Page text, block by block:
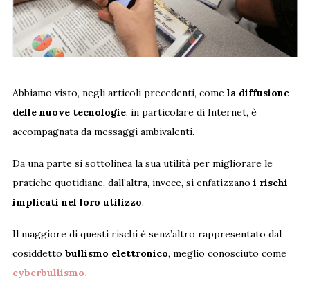
Abbiamo visto, negli articoli precedenti, come la diffusione
delle nuove tecnologie, in particolare di Internet, è
accompagnata da messaggi ambivalenti.
Da una parte si sottolinea la sua utilità per migliorare le
pratiche quotidiane, dall’altra, invece, si enfatizzano i rischi
implicati nel loro utilizzo.
Il maggiore di questi rischi è senz’altro rappresentato dal
cosiddetto bullismo elettronico, meglio conosciuto come
cyberbullismo.